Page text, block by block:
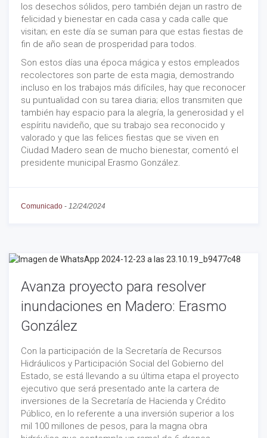
los desechos sólidos, pero también dejan un rastro de
felicidad y bienestar en cada casa y cada calle que
visitan; en este día se suman para que estas fiestas de
fin de año sean de prosperidad para todos.
Son estos días una época mágica y estos empleados
recolectores son parte de esta magia, demostrando
incluso en los trabajos más difíciles, hay que reconocer
su puntualidad con su tarea diaria; ellos transmiten que
también hay espacio para la alegría, la generosidad y el
espíritu navideño, que su trabajo sea reconocido y
valorado y que las felices fiestas que se viven en
Ciudad Madero sean de mucho bienestar, comentó el
presidente municipal Erasmo González.
Comunicado - 12/24/2024
Avanza proyecto para resolver
inundaciones en Madero: Erasmo
González
Con la participación de la Secretaría de Recursos
Hidráulicos y Participación Social del Gobierno del
Estado, se está llevando a su última etapa el proyecto
ejecutivo que será presentado ante la cartera de
inversiones de la Secretaría de Hacienda y Crédito
Público, en lo referente a una inversión superior a los
mil 100 millones de pesos, para la magna obra